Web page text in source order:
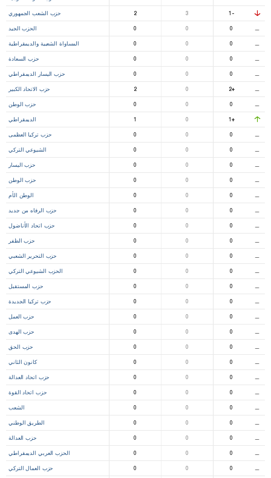
حزب الشعب الجمهوري 2 3 -1
الحزب الجيد 0 0 0
المساواة الشعبية والديمقراطية 0 0 0
حزب السعادة 0 0 0
حزب اليسار الديمقراطي 0 0 0
حزب الاتحاد الكبير 2 0 +2
حزب الوطن 0 0 0
الديمقراطي 1 0 +1
حزب تركيا العظمى 0 0 0
الشيوعي التركي 0 0 0
حزب اليسار 0 0 0
حزب الوطن 0 0 0
الوطن الأم 0 0 0
حزب الرفاه من جديد 0 0 0
حزب اتحاد الأناضول 0 0 0
حزب الظفر 0 0 0
حزب التحرير الشعبي 0 0 0
الحزب الشيوعي التركي 0 0 0
حزب المستقبل 0 0 0
حزب تركيا الجديدة 0 0 0
حزب العمل 0 0 0
حزب الهدى 0 0 0
حزب الحق 0 0 0
كانون الثاني 0 0 0
حزب اتحاد العدالة 0 0 0
حزب اتحاد القوة 0 0 0
الشعب 0 0 0
الطريق الوطني 0 0 0
حزب العدالة 0 0 0
الحزب العربي الديمقراطي 0 0 0
حزب العمال التركي 0 0 0